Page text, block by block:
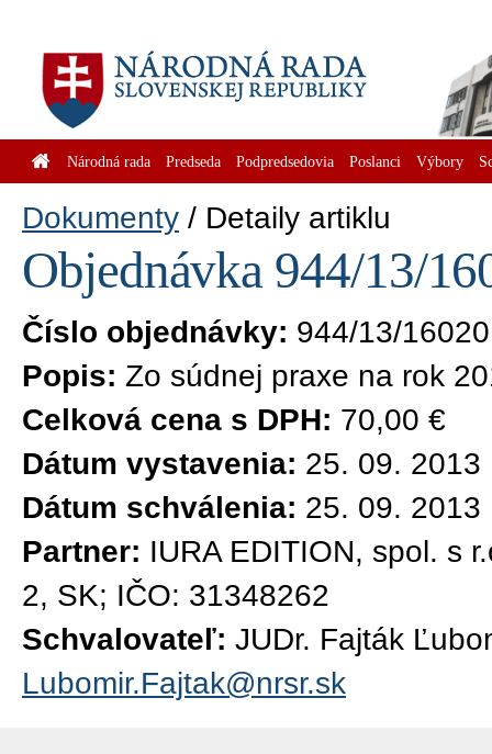
Národná rada Predseda Podpredsedovia Poslanci Výbory
Dokumenty Detaily artiklu
Objednávka 944/13/
Číslo objednávky: 944/13/16020
Popis: Zo súdnej praxe na rok
Celková cena s DPH: 70,00 €
Dátum vystavenia: 25. 09. 2013
Dátum schválenia: 25. 09. 2013
Partner: IURA EDITION, spol. s
2, SK; IČO: 31348262
Schvalovateľ: JUDr. Fajták
Lubomir.Fajtak@nrsr.sk